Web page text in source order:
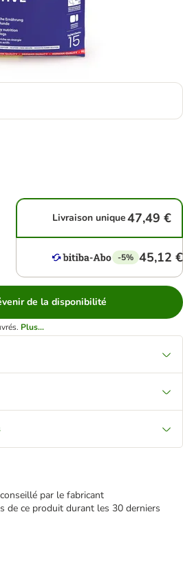
Livraison unique47,49 €
-5% 45,12 €
de la disponibilité
Plus...
par le fabricant
de ce produit durant les 30 derniers